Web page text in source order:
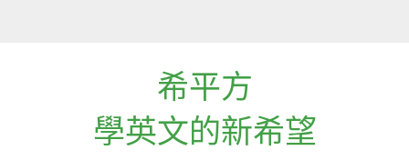
希平方
學英文的新希望